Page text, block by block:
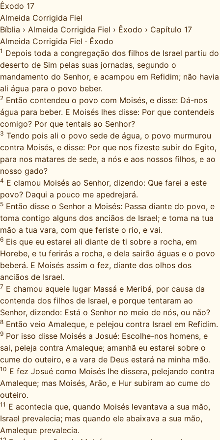
Êxodo 17
Almeida Corrigida Fiel
Bíblia › Almeida Corrigida Fiel › Êxodo › Capítulo 17
Almeida Corrigida Fiel · Êxodo
1 Depois toda a congregação dos filhos de Israel partiu do
deserto de Sim pelas suas jornadas, segundo o
mandamento do Senhor, e acampou em Refidim; não havia
ali água para o povo beber.
2 Então contendeu o povo com Moisés, e disse: Dá-nos
água para beber. E Moisés lhes disse: Por que contendeis
comigo? Por que tentais ao Senhor?
3 Tendo pois ali o povo sede de água, o povo murmurou
contra Moisés, e disse: Por que nos fizeste subir do Egito,
para nos matares de sede, a nós e aos nossos filhos, e ao
nosso gado?
4 E clamou Moisés ao Senhor, dizendo: Que farei a este
povo? Daqui a pouco me apedrejará.
5 Então disse o Senhor a Moisés: Passa diante do povo, e
toma contigo alguns dos anciãos de Israel; e toma na tua
mão a tua vara, com que feriste o rio, e vai.
6 Eis que eu estarei ali diante de ti sobre a rocha, em
Horebe, e tu ferirás a rocha, e dela sairão águas e o povo
beberá. E Moisés assim o fez, diante dos olhos dos
anciãos de Israel.
7 E chamou aquele lugar Massá e Meribá, por causa da
contenda dos filhos de Israel, e porque tentaram ao
Senhor, dizendo: Está o Senhor no meio de nós, ou não?
8 Então veio Amaleque, e pelejou contra Israel em Refidim.
9 Por isso disse Moisés a Josué: Escolhe-nos homens, e
sai, peleja contra Amaleque; amanhã eu estarei sobre o
cume do outeiro, e a vara de Deus estará na minha mão.
10 E fez Josué como Moisés lhe dissera, pelejando contra
Amaleque; mas Moisés, Arão, e Hur subiram ao cume do
outeiro.
11 E acontecia que, quando Moisés levantava a sua mão,
Israel prevalecia; mas quando ele abaixava a sua mão,
Amaleque prevalecia.